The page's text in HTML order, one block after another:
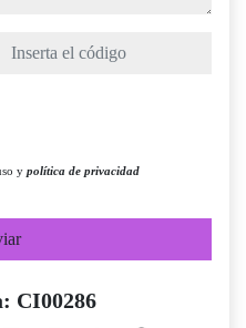
y política de privacidad
CI00286